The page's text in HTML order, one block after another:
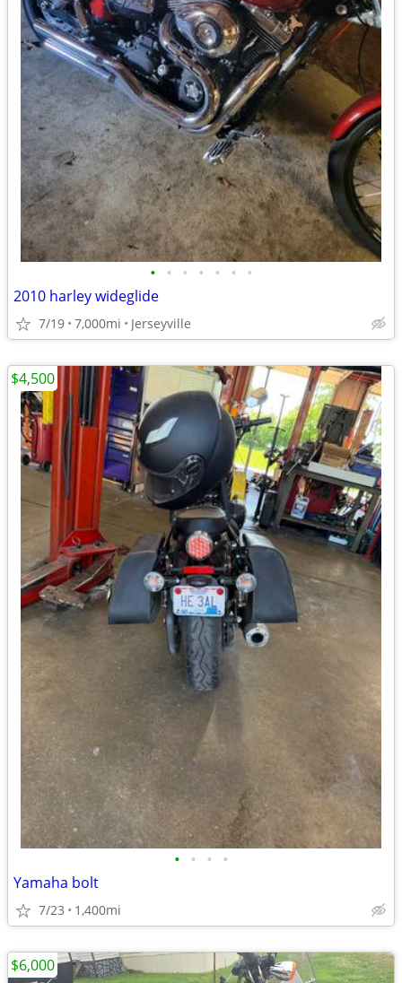
• • • • • • •
2010 harley wideglide
7/19 7,000mi Jerseyville
• • • •
Yamaha bolt
7/23 1,400mi
$4,500
$6,000